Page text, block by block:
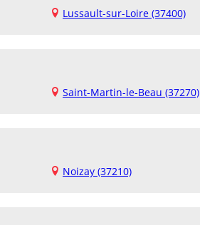
Lussault-sur-Loire (37400)
Saint-Martin-le-Beau (37270)
Noizay (37210)